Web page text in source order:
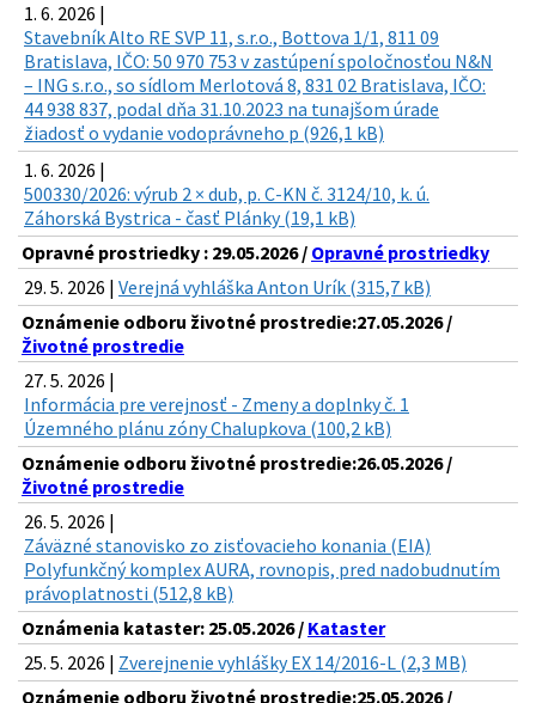
1. 6. 2026 |
Stavebník Alto RE SVP 11, s.r.o., Bottova 1/1, 811 09
Bratislava, IČO: 50 970 753 v zastúpení spoločnosťou N&N
– ING s.r.o., so sídlom Merlotová 8, 831 02 Bratislava, IČO:
44 938 837, podal dňa 31.10.2023 na tunajšom úrade
žiadosť o vydanie vodoprávneho p (926,1 kB)
1. 6. 2026 |
500330/2026: výrub 2 × dub, p. C-KN č. 3124/10, k. ú.
Záhorská Bystrica - časť Plánky (19,1 kB)
Opravné prostriedky : 29.05.2026 / Opravné prostriedky
29. 5. 2026 | Verejná vyhláška Anton Urík (315,7 kB)
Oznámenie odboru životné prostredie:27.05.2026 /
Životné prostredie
27. 5. 2026 |
Informácia pre verejnosť - Zmeny a doplnky č. 1
Územného plánu zóny Chalupkova (100,2 kB)
Oznámenie odboru životné prostredie:26.05.2026 /
Životné prostredie
26. 5. 2026 |
Záväzné stanovisko zo zisťovacieho konania (EIA)
Polyfunkčný komplex AURA, rovnopis, pred nadobudnutím
právoplatnosti (512,8 kB)
Oznámenia kataster: 25.05.2026 / Kataster
25. 5. 2026 | Zverejnenie vyhlášky EX 14/2016-L (2,3 MB)
Oznámenie odboru životné prostredie:25.05.2026 /